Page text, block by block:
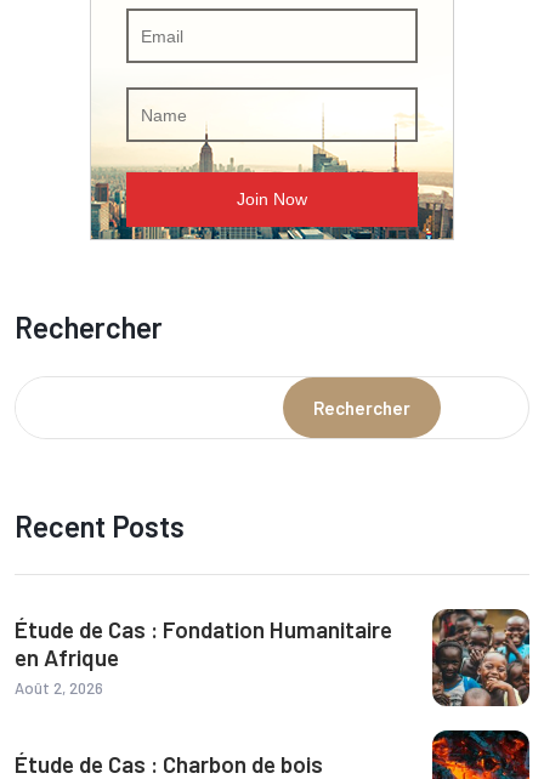
Rechercher
Rechercher
Recent Posts
Étude de Cas : Fondation Humanitaire
en Afrique
Août 2, 2026
Étude de Cas : Charbon de bois